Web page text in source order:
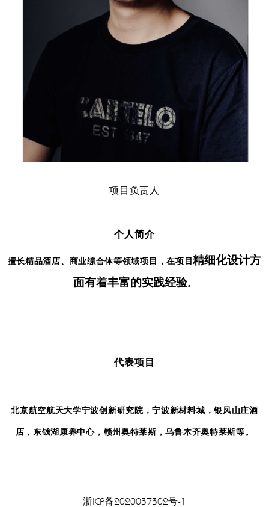
项目负责人
个人简介
擅长精品酒店、商业综合体等领域项目，在项目精细化设计方
面有着丰富的实践经验。
代表项目
北京航空航天大学宁波创新研究院，宁波新材料城，银凤山庄酒
店，东钱湖康养中心，赣州奥特莱斯，乌鲁木齐奥特莱斯等。
浙ICP备2020037302号-1